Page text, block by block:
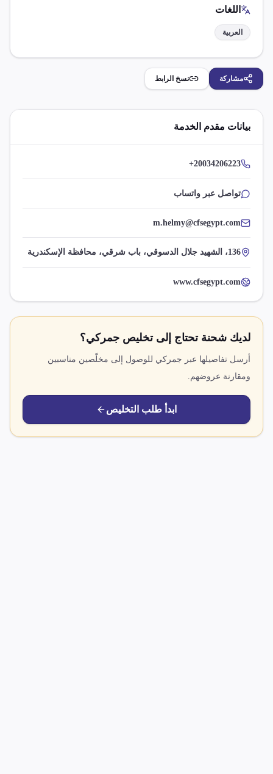
اللغات
العربية
مشاركة نسخ الرابط
بيانات مقدم الخدمة
+20034206223
تواصل عبر واتساب
m.helmy@cfsegypt.com
136، الشهيد جلال الدسوقي، باب شرقي، محافظة الإسكندرية
www.cfsegypt.com
لديك شحنة تحتاج إلى تخليص جمركي؟
أرسل تفاصيلها عبر جمركي للوصول إلى مخلّصين مناسبين
ومقارنة عروضهم.
ابدأ طلب التخليص